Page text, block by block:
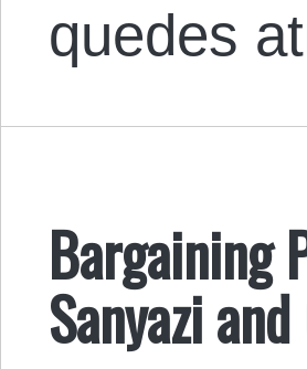
quedes
Bargaining
Sanyazi